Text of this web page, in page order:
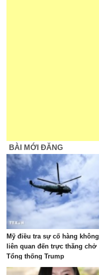
BÀI MỚI ĐĂNG
Mỹ điều tra sự cố hàng không
liên quan đến trực thăng chở
Tổng thống Trump